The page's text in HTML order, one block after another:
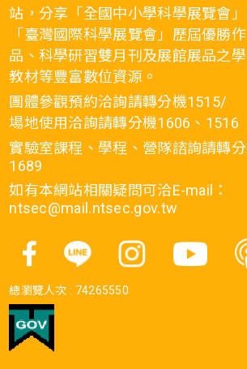
站，分享「全國中小學科學展覽會
「臺灣國際科學展覽會」歷屆優勝作
品、科學研習雙月刊及展館展品之
教材等豐富數位資源。
團體參觀預約洽詢請轉分機1515/
場地使用洽詢請轉分機1606、1516
實驗室課程、學程、營隊諮詢請轉
1689
如有本網站相關疑問可洽E-mail：
ntsec@mail.ntsec.gov.tw
總瀏覽人次 : 74265550